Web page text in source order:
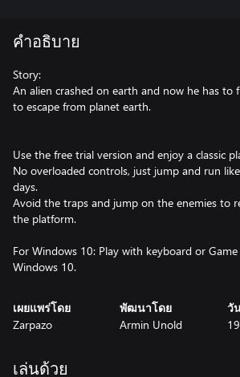
คำอธิบาย
Story:
An alien crashed on earth and now he has to
to escape from planet earth.
Use the free trial version and enjoy a classic
No overloaded controls, just jump and run
days.
Avoid the traps and jump on the enemies to
the platform.
For Windows 10: Play with keyboard or
Windows 10.
เผยแพร่โดย
Zarpazo
พัฒนาโดย
Armin Unold
วั
เล่นด้วย